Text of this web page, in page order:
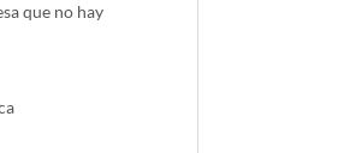
que no hay